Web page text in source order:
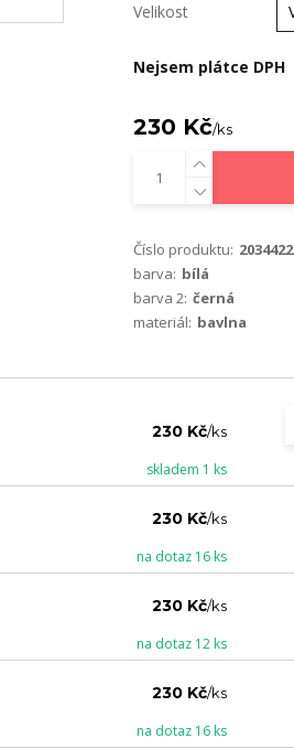
Velikost
Nejsem plátce DPH
230 Kč/ks
Číslo produktu: 2034422
barva: bílá
barva 2: černá
materiál: bavlna
230 Kč/ks
skladem 1 ks
230 Kč/ks
na dotaz 16 ks
230 Kč/ks
na dotaz 12 ks
230 Kč/ks
na dotaz 16 ks